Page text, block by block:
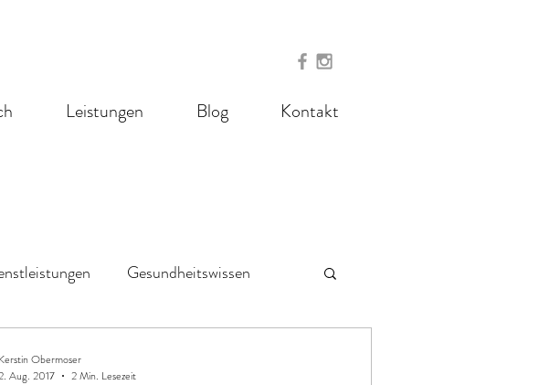
Leistungen Blog Kontakt
Gesundheitswissen
Kerstin Obermoser
Aug. 2017
2 Min. Lesezeit